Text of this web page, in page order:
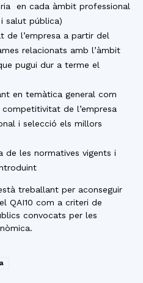
en cada àmbit professional
salut pública)
de l’empresa a partir del
relacionats amb l’àmbit
pugui dur a terme el
en temàtica general com
de l’empresa
i selecció els millors
de les normatives vigents i
treballant per aconseguir
QAI10 com a criteri de
convocats per les